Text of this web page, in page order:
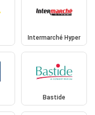
Intermarché Hyper
Bastide